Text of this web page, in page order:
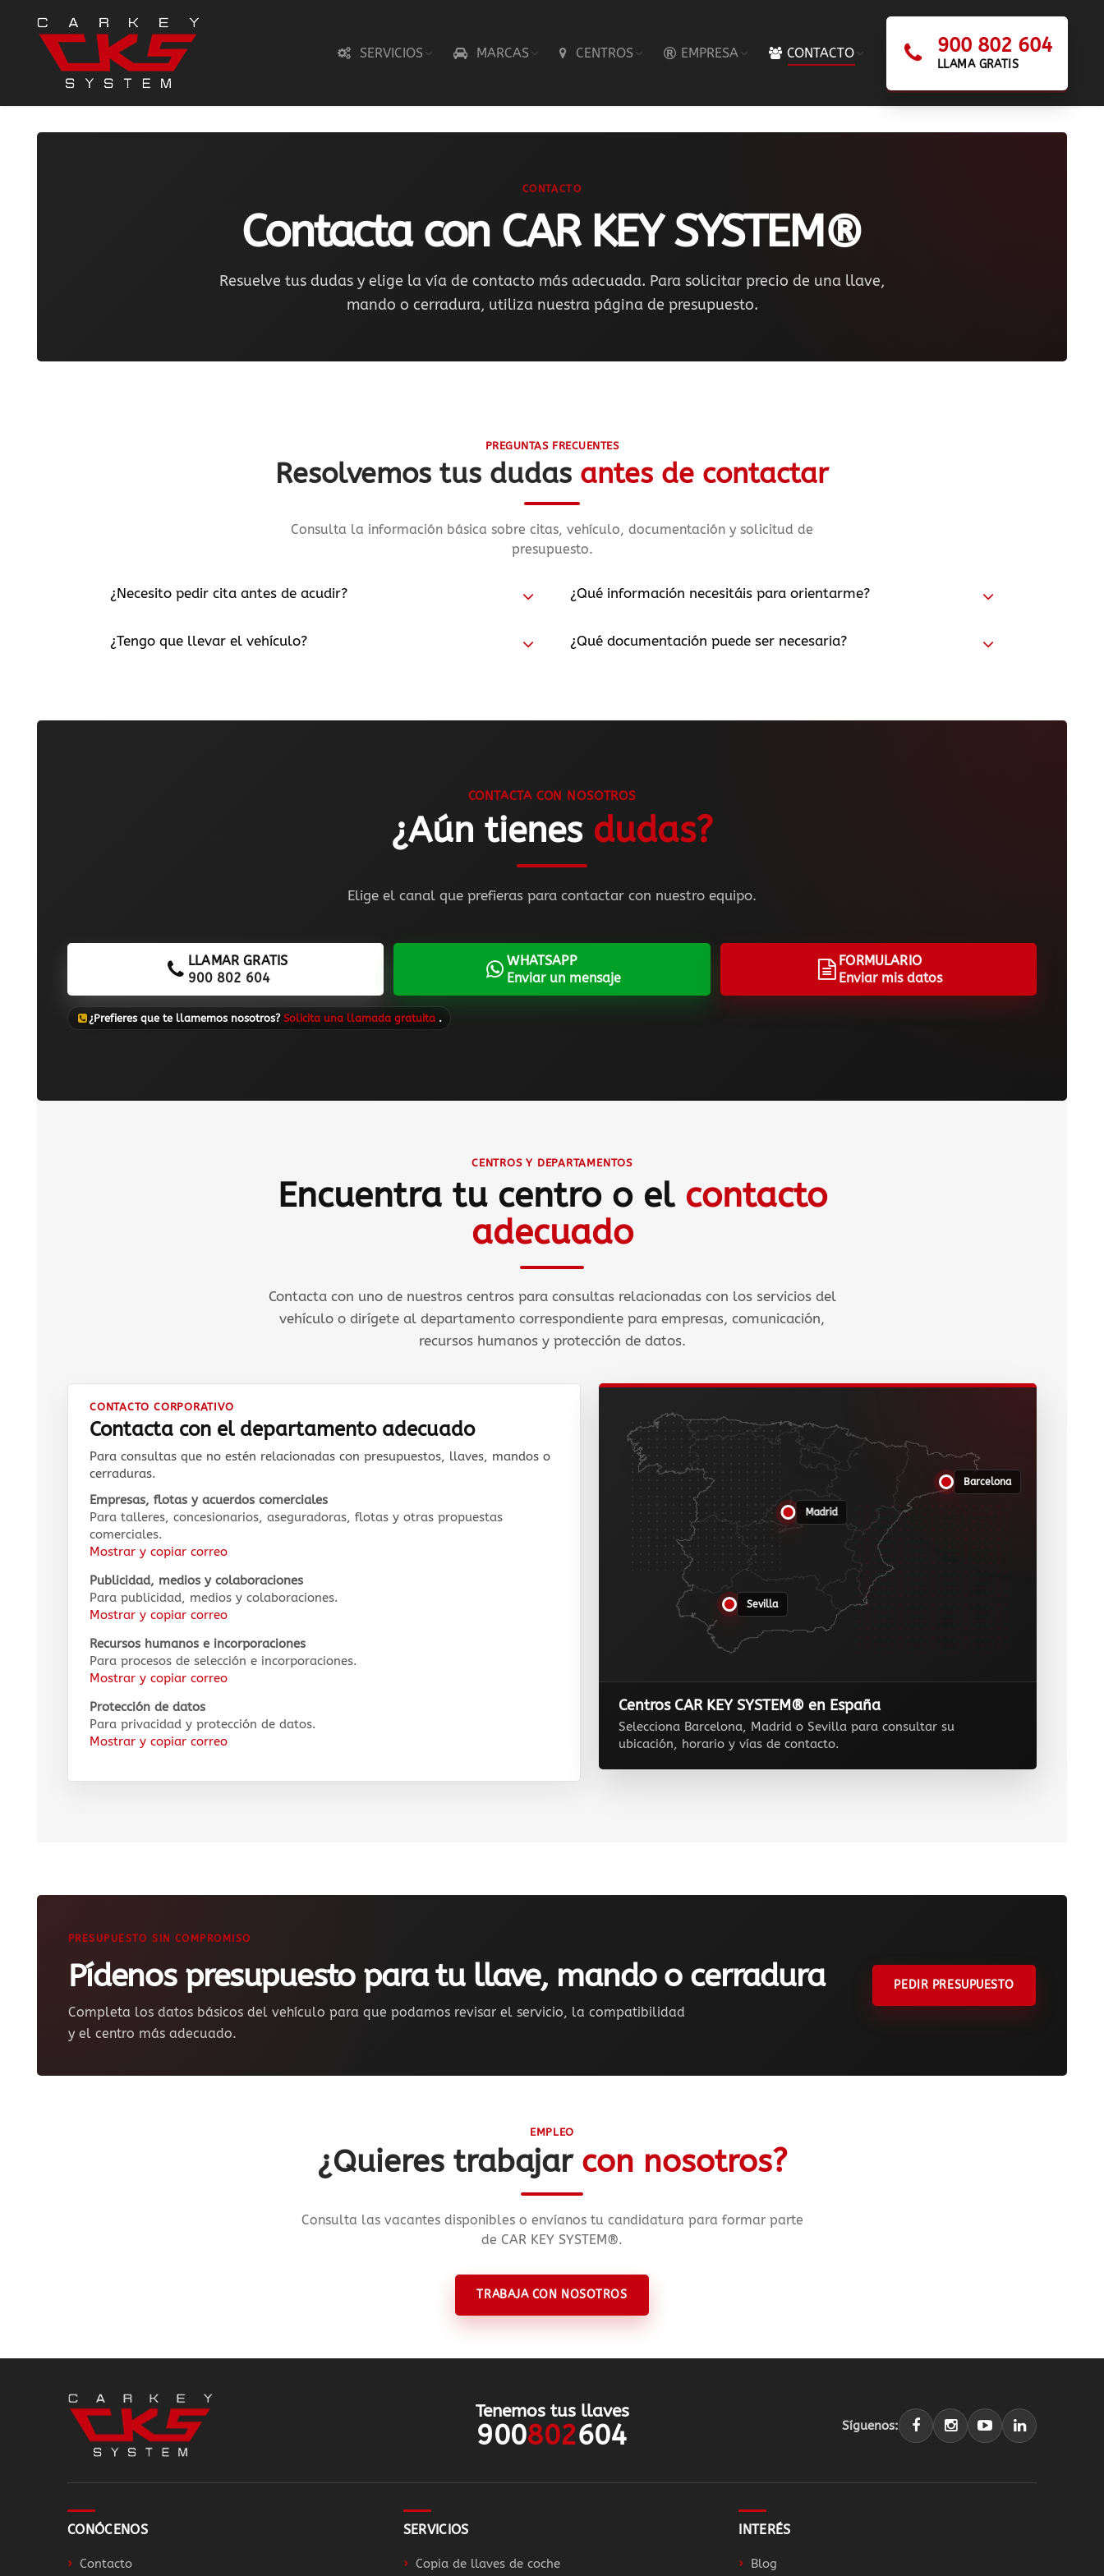
SERVICIOS MARCAS CENTROS EMPRESA CONTACTO 900 802 604
LLAMA GRATIS
CONTACTO
Contacta con CAR KEY SYSTEM®
Resuelve tus dudas y elige la vía de contacto más adecuada. Para solicitar precio de una llave,
mando o cerradura, utiliza nuestra página de presupuesto.
PREGUNTAS FRECUENTES
Resolvemos tus dudas antes de contactar
Consulta la información básica sobre citas, vehículo, documentación y solicitud de
presupuesto.
¿Necesito pedir cita antes de acudir?
¿Tengo que llevar el vehículo?
¿Qué información necesitáis para orientarme?
¿Qué documentación puede ser necesaria?
CONTACTA CON NOSOTROS
¿Aún tienes dudas?
Elige el canal que prefieras para contactar con nuestro equipo.
LLAMAR GRATIS
900 802 604
WHATSAPP
Enviar un mensaje
FORMULARIO
Enviar mis datos
¿Prefieres que te llamemos nosotros? Solicita una llamada gratuita .
CENTROS Y DEPARTAMENTOS
Encuentra tu centro o el contacto
adecuado
Contacta con uno de nuestros centros para consultas relacionadas con los servicios del
vehículo o dirígete al departamento correspondiente para empresas, comunicación,
recursos humanos y protección de datos.
CONTACTO CORPORATIVO
Contacta con el departamento adecuado
Para consultas que no estén relacionadas con presupuestos, llaves, mandos o
cerraduras.
Empresas, flotas y acuerdos comerciales
Para talleres, concesionarios, aseguradoras, flotas y otras propuestas
comerciales.
Mostrar y copiar correo
Publicidad, medios y colaboraciones
Para publicidad, medios y colaboraciones.
Mostrar y copiar correo
Recursos humanos e incorporaciones
Para procesos de selección e incorporaciones.
Mostrar y copiar correo
Protección de datos
Para privacidad y protección de datos.
Mostrar y copiar correo
Barcelona
Madrid
Sevilla
Centros CAR KEY SYSTEM® en España
Selecciona Barcelona, Madrid o Sevilla para consultar su
ubicación, horario y vías de contacto.
PRESUPUESTO SIN COMPROMISO
Pídenos presupuesto para tu llave, mando o cerradura
Completa los datos básicos del vehículo para que podamos revisar el servicio, la compatibilidad
y el centro más adecuado.
PEDIR PRESUPUESTO
EMPLEO
¿Quieres trabajar con nosotros?
Consulta las vacantes disponibles o envíanos tu candidatura para formar parte
de CAR KEY SYSTEM®.
TRABAJA CON NOSOTROS
Tenemos tus llaves
900802604 Síguenos:
CONÓCENOS
Contacto
SERVICIOS
Copia de llaves de coche
INTERÉS
Blog